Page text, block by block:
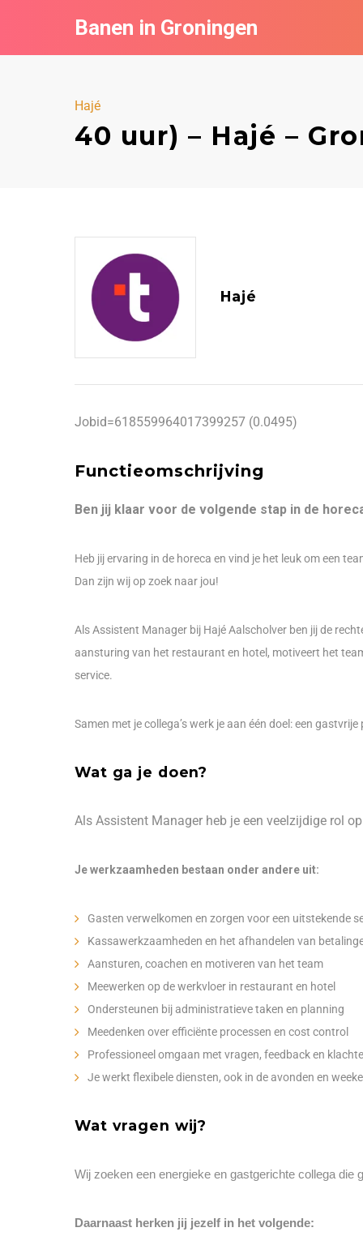
Banen in Groningen
Hajé
40 uur) – Hajé –
Hajé
Jobid=618559964017399257 (0.0495)
Functieomschrijving
Ben jij klaar voor de volgende stap in de
Heb jij ervaring in de horeca en vind je het leuk om een
Dan zijn wij op zoek naar jou!
Als Assistent Manager bij Hajé Aalscholver ben jij de
aansturing van het restaurant en hotel, motiveert het
service.
Samen met je collega’s werk je aan één doel: een
Wat ga je doen?
Als Assistent Manager heb je een veelzijdige rol
Je werkzaamheden bestaan onder andere uit:
Gasten verwelkomen en zorgen voor een uitstekende
Kassawerkzaamheden en het afhandelen van
Aansturen, coachen en motiveren van het team
Meewerken op de werkvloer in restaurant en hotel
Ondersteunen bij administratieve taken en planning
Meedenken over efficiënte processen en cost control
Professioneel omgaan met vragen, feedback en
Je werkt flexibele diensten, ook in de avonden en
Wat vragen wij?
Wij zoeken een energieke en gastgerichte collega die
Daarnaast herken jij jezelf in het volgende: